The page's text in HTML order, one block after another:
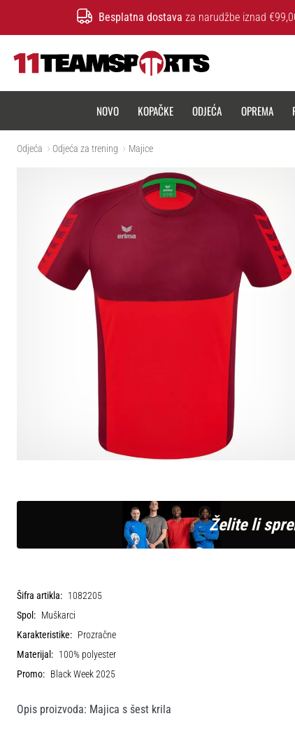
Besplatna dostava za narudžbe iznad
NOVO KOPAČKE ODJEĆA OPREMA
Odjeća Odjeća za trening Majice
Želite li
Šifra artikla: 1082205
Spol: Muškarci
Karakteristike: Prozračne
Materijal: 100% polyester
Promo: Black Week 2025
Opis proizvoda: Majica s šest krila